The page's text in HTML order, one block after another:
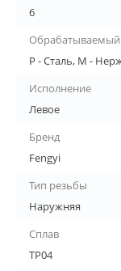
6
Обрабатываемый
P - Сталь, M -
Исполнение
Левое
Бренд
Fengyi
Тип резьбы
Наружняя
Сплав
TP04